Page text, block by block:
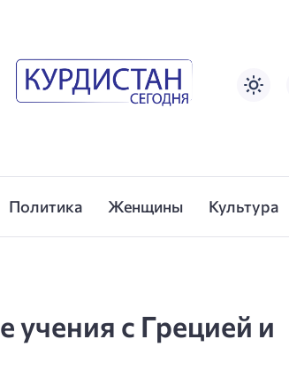
Политика Женщины Культура
учения с Грецией и